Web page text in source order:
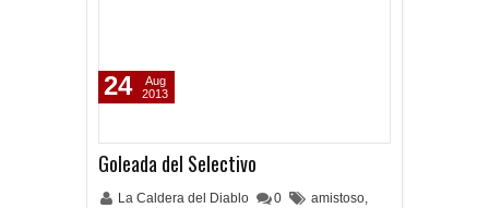
Goleada del Selectivo
La Caldera del Diablo 0 amistoso,
24
Aug
2013